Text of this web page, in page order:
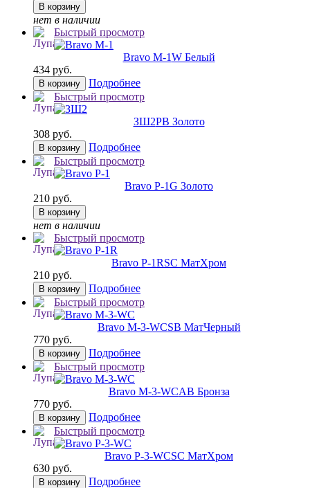
В корзину
нет в наличии
Быстрый просмотр
Bravo M-1W Белый
434 руб.
В корзину
Подробнее
Быстрый просмотр
ЗШ2РВ Золото
308 руб.
В корзину
Подробнее
Быстрый просмотр
Bravo P-1G Золото
210 руб.
В корзину
нет в наличии
Быстрый просмотр
Bravo P-1RSC МатХром
210 руб.
В корзину
Подробнее
Быстрый просмотр
Bravo M-3-WCSB МатЧерный
770 руб.
В корзину
Подробнее
Быстрый просмотр
Bravo M-3-WCAB Бронза
770 руб.
В корзину
Подробнее
Быстрый просмотр
Bravo P-3-WCSC МатХром
630 руб.
В корзину
Подробнее